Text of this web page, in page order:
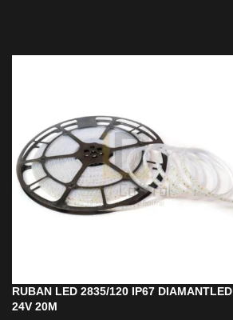
RUBAN LED 2835/120 IP67 DIAMANTLED
24V 20M